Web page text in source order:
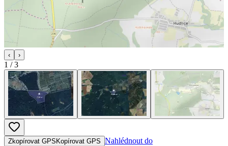
‹ ›
1 /3
Zkopírovat GPS Kopírovat GPS Nahlédnout do